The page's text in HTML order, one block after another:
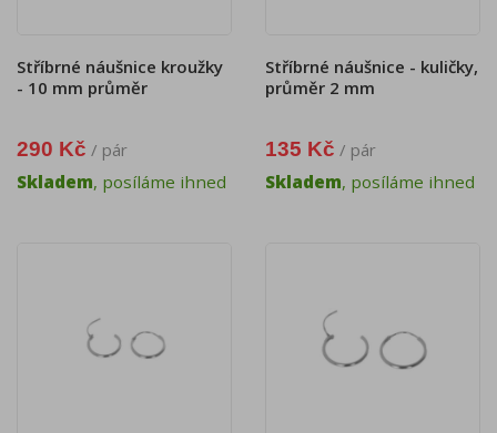
Stříbrné náušnice kroužky
- 10 mm průměr
290 Kč / pár
Skladem, posíláme ihned
Stříbrné náušnice - kuličky,
průměr 2 mm
135 Kč / pár
Skladem, posíláme ihned